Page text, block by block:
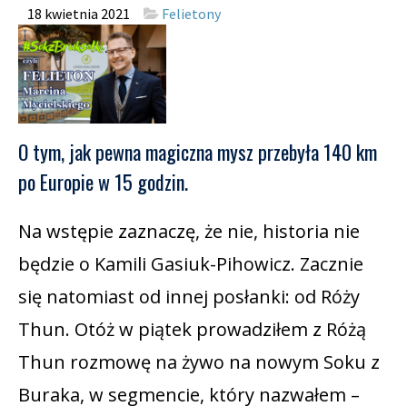
18 kwietnia 2021 Felietony
O tym, jak pewna magiczna mysz przebyła 140 km
po Europie w 15 godzin.
Na wstępie zaznaczę, że nie, historia nie
będzie o Kamili Gasiuk-Pihowicz. Zacznie
się natomiast od innej posłanki: od Róży
Thun. Otóż w piątek prowadziłem z Różą
Thun rozmowę na żywo na nowym Soku z
Buraka, w segmencie, który nazwałem –